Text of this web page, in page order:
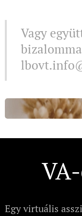
Vagy
Egy virtuális